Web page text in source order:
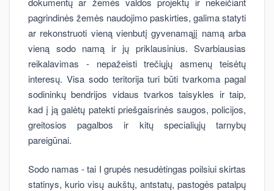
pagrindinės žemės naudojimo paskirties, galima statyti
ar rekonstruoti vieną vienbutį gyvenamąjį namą arba
vieną sodo namą ir jų priklausinius. Svarbiausias
reikalavimas - nepažeisti trečiųjų asmenų teisėtų
interesų. Visa sodo teritorija turi būti tvarkoma pagal
sodininkų bendrijos vidaus tvarkos taisykles ir taip,
kad į ją galėtų patekti priešgaisrinės saugos, policijos,
greitosios pagalbos ir kitų specialiųjų tarnybų
pareigūnai.
Sodo namas - tai I grupės nesudėtingas poilsiui skirtas
statinys, kurio visų aukštų, antstatų, pastogės patalpų